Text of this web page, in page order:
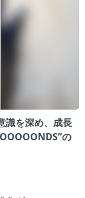
識を深め、成長
の